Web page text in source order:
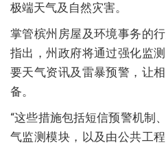
极端天气及自然灾害。
掌管槟州房屋及环境事务的
指出，州政府将通过强化监
要天气资讯及雷暴预警，让
备。
“这些措施包括短信预警机制
气监测模块，以及由公共工